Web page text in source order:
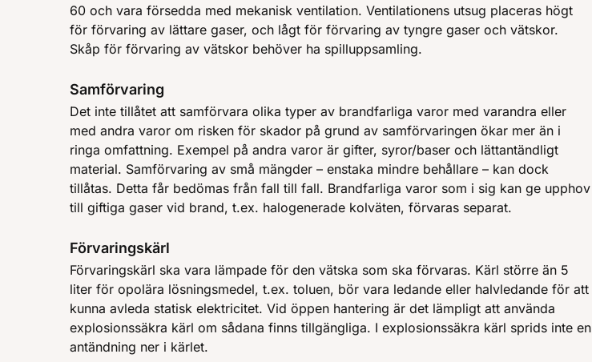
60 och vara försedda med mekanisk ventilation. Ventilationens utsug placeras högt
för förvaring av lättare gaser, och lågt för förvaring av tyngre gaser och vätskor.
Skåp för förvaring av vätskor behöver ha spilluppsamling.
Samförvaring
Det inte tillåtet att samförvara olika typer av brandfarliga varor med varandra eller
med andra varor om risken för skador på grund av samförvaringen ökar mer än i
ringa omfattning. Exempel på andra varor är gifter, syror/baser och lättantändligt
material. Samförvaring av små mängder – enstaka mindre behållare – kan dock
tillåtas. Detta får bedömas från fall till fall. Brandfarliga varor som i sig kan ge upphov
till giftiga gaser vid brand, t.ex. halogenerade kolväten, förvaras separat.
Förvaringskärl
Förvaringskärl ska vara lämpade för den vätska som ska förvaras. Kärl större än 5
liter för opolära lösningsmedel, t.ex. toluen, bör vara ledande eller halvledande för att
kunna avleda statisk elektricitet. Vid öppen hantering är det lämpligt att använda
explosionssäkra kärl om sådana finns tillgängliga. I explosionssäkra kärl sprids inte en
antändning ner i kärlet.